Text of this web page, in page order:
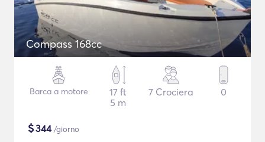
Compass 168cc
Barca a motore
17 ft
5 m
7 Crociera 0
$344/giorno